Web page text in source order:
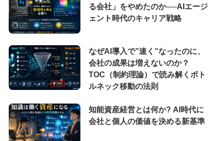
る会社」をやめたのか──AIエージ
ェント時代のキャリア戦略
なぜAI導入で”速く”なったのに、
会社の成果は増えないのか？
TOC（制約理論）で読み解くボト
ルネック移動の法則
知能資産経営とは何か? AI時代に
会社と個人の価値を決める新基準